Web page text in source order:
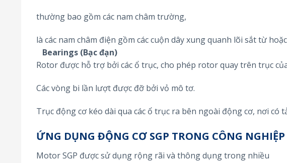
thường bao gồm các nam châm trường,
là các nam châm điện gồm các cuộn dây xung quanh lõi sắt từ
Bearings (Bạc đạn)
Rotor được hỗ trợ bởi các ổ trục, cho phép rotor quay trên trục
Các vòng bi lần lượt được đỡ bởi vỏ mô tơ.
Trục động cơ kéo dài qua các ổ trục ra bên ngoài động cơ, nơi có
ỨNG DỤNG ĐỘNG CƠ SGP TRONG CÔNG NGHIỆP
Motor SGP được sử dụng rộng rãi và thông dụng trong nhiều